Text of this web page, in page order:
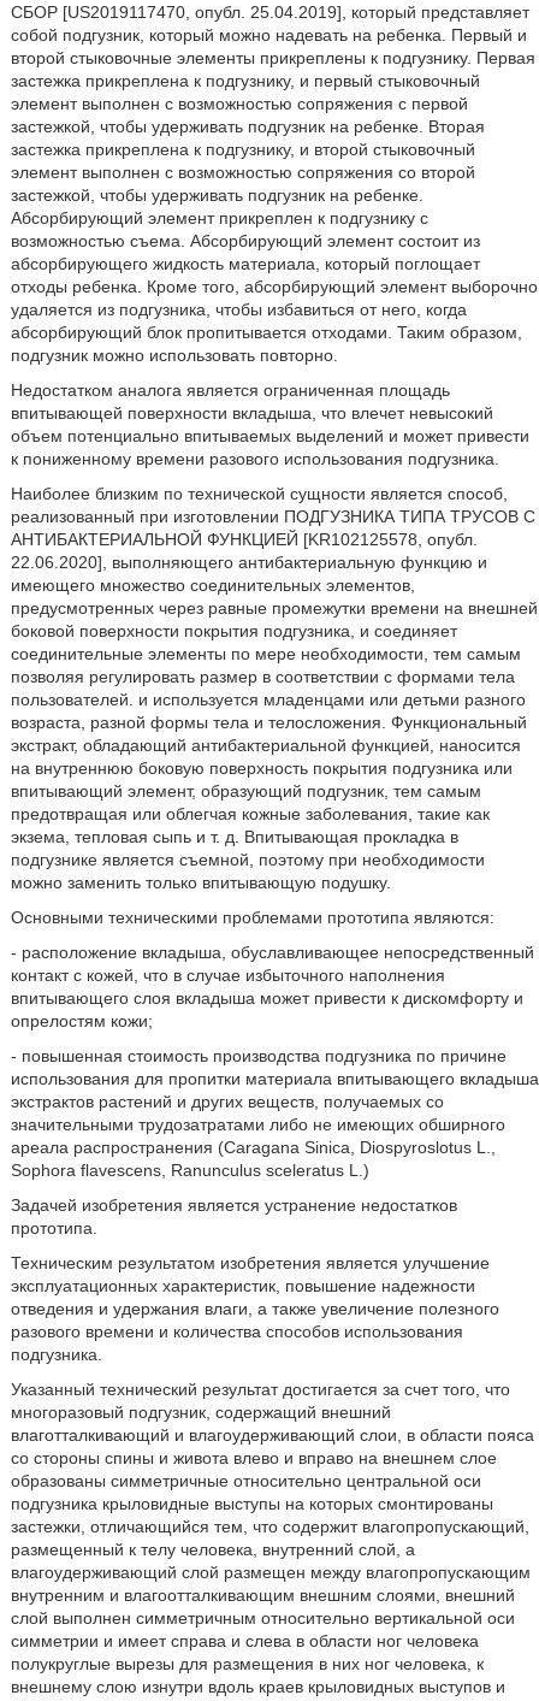
СБОР [US2019117470, опубл. 25.04.2019], который представляет
собой подгузник, который можно надевать на ребенка. Первый и
второй стыковочные элементы прикреплены к подгузнику. Первая
застежка прикреплена к подгузнику, и первый стыковочный
элемент выполнен с возможностью сопряжения с первой
застежкой, чтобы удерживать подгузник на ребенке. Вторая
застежка прикреплена к подгузнику, и второй стыковочный
элемент выполнен с возможностью сопряжения со второй
застежкой, чтобы удерживать подгузник на ребенке.
Абсорбирующий элемент прикреплен к подгузнику с
возможностью съема. Абсорбирующий элемент состоит из
абсорбирующего жидкость материала, который поглощает
отходы ребенка. Кроме того, абсорбирующий элемент выборочно
удаляется из подгузника, чтобы избавиться от него, когда
абсорбирующий блок пропитывается отходами. Таким образом,
подгузник можно использовать повторно.
Недостатком аналога является ограниченная площадь
впитывающей поверхности вкладыша, что влечет невысокий
объем потенциально впитываемых выделений и может привести
к пониженному времени разового использования подгузника.
Наиболее близким по технической сущности является способ,
реализованный при изготовлении ПОДГУЗНИКА ТИПА ТРУСОВ С
АНТИБАКТЕРИАЛЬНОЙ ФУНКЦИЕЙ [KR102125578, опубл.
22.06.2020], выполняющего антибактериальную функцию и
имеющего множество соединительных элементов,
предусмотренных через равные промежутки времени на внешней
боковой поверхности покрытия подгузника, и соединяет
соединительные элементы по мере необходимости, тем самым
позволяя регулировать размер в соответствии с формами тела
пользователей. и используется младенцами или детьми разного
возраста, разной формы тела и телосложения. Функциональный
экстракт, обладающий антибактериальной функцией, наносится
на внутреннюю боковую поверхность покрытия подгузника или
впитывающий элемент, образующий подгузник, тем самым
предотвращая или облегчая кожные заболевания, такие как
экзема, тепловая сыпь и т. д. Впитывающая прокладка в
подгузнике является съемной, поэтому при необходимости
можно заменить только впитывающую подушку.
Основными техническими проблемами прототипа являются:
- расположение вкладыша, обуславливающее непосредственный
контакт с кожей, что в случае избыточного наполнения
впитывающего слоя вкладыша может привести к дискомфорту и
опрелостям кожи;
- повышенная стоимость производства подгузника по причине
использования для пропитки материала впитывающего вкладыша
экстрактов растений и других веществ, получаемых со
значительными трудозатратами либо не имеющих обширного
ареала распространения (Caragana Sinica, Diospyroslotus L.,
Sophora flavescens, Ranunculus sceleratus L.)
Задачей изобретения является устранение недостатков
прототипа.
Техническим результатом изобретения является улучшение
эксплуатационных характеристик, повышение надежности
отведения и удержания влаги, а также увеличение полезного
разового времени и количества способов использования
подгузника.
Указанный технический результат достигается за счет того, что
многоразовый подгузник, содержащий внешний
влаготталкивающий и влагоудерживающий слои, в области пояса
со стороны спины и живота влево и вправо на внешнем слое
образованы симметричные относительно центральной оси
подгузника крыловидные выступы на которых смонтированы
застежки, отличающийся тем, что содержит влагопропускающий,
размещенный к телу человека, внутренний слой, а
влагоудерживающий слой размещен между влагопропускающим
внутренним и влагоотталкивающим внешним слоями, внешний
слой выполнен симметричным относительно вертикальной оси
симметрии и имеет справа и слева в области ног человека
полукруглые вырезы для размещения в них ног человека, к
внешнему слою изнутри вдоль краев крыловидных выступов и